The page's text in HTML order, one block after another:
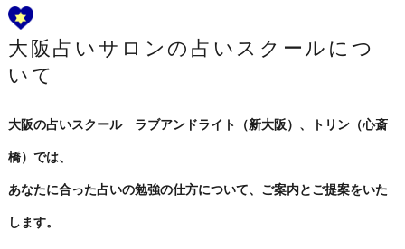
大阪占いサロンの占いスクールにつ
いて
大阪の占いスクール ラブアンドライト（新大阪）、トリン（心斎
橋）では、
あなたに合った占いの勉強の仕方について、ご案内とご提案をいた
します。